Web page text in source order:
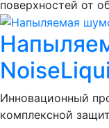
поверхностей от
Инновационный
комплексной